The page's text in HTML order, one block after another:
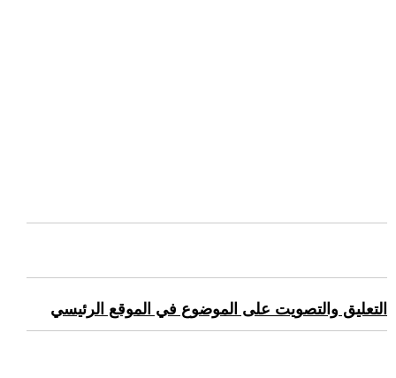
التعليق والتصويت على الموضوع في الموقع الرئيسي